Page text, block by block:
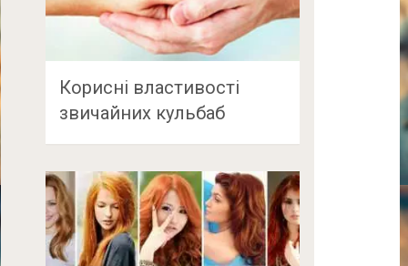
Корисні властивості
звичайних кульбаб